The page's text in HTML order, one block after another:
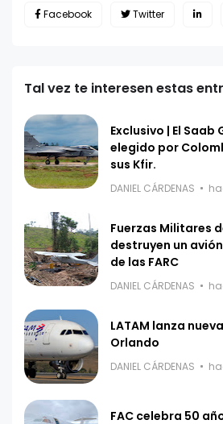
Facebook Twitter
Tal vez te interesen estas
Exclusivo | El
elegido por
sus Kfir.
DANIEL CÁRDENAS
Fuerzas Militares
destruyen un
de las FARC
DANIEL CÁRDENAS
LATAM lanza
Orlando
DANIEL CÁRDENAS
FAC celebra 50